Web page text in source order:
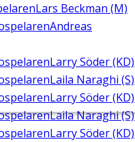
Lars Beckman (M)
Andreas
Larry Söder (KD)
Laila Naraghi (S)
Larry Söder (KD)
Laila Naraghi (S)
Larry Söder (KD)